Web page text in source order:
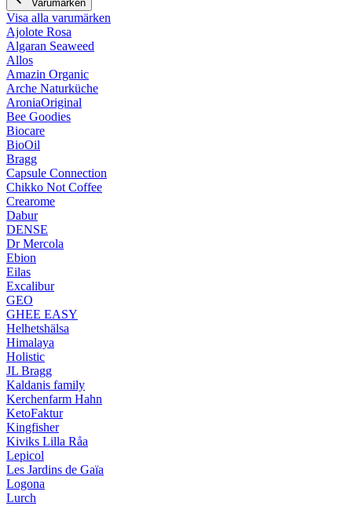
Varumärken
Visa alla varumärken
Ajolote Rosa
Algaran Seaweed
Allos
Amazin Organic
Arche Naturküche
AroniaOriginal
Bee Goodies
Biocare
BioOil
Bragg
Capsule Connection
Chikko Not Coffee
Crearome
Dabur
DENSE
Dr Mercola
Ebion
Eilas
Excalibur
GEO
GHEE EASY
Helhetshälsa
Himalaya
Holistic
JL Bragg
Kaldanis family
Kerchenfarm Hahn
KetoFaktur
Kingfisher
Kiviks Lilla Råa
Lepicol
Les Jardins de Gaïa
Logona
Lurch